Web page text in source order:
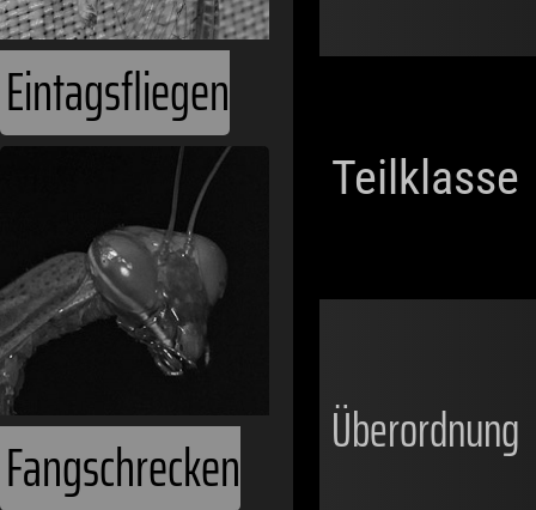
Eintagsfliegen
Fangschrecken
Teilklasse
Überordnung